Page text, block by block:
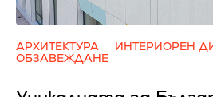
АРХИТЕКТУРА
ИНТЕРИОРЕН
ОБЗАВЕЖДАНЕ